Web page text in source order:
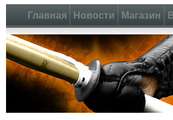
Главная Новости Магазин